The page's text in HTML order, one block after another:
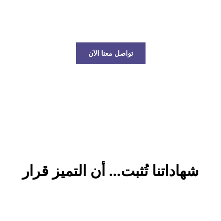
تواصل معنا الآن
شهاداتنا تُثبت... أن التميز قرار